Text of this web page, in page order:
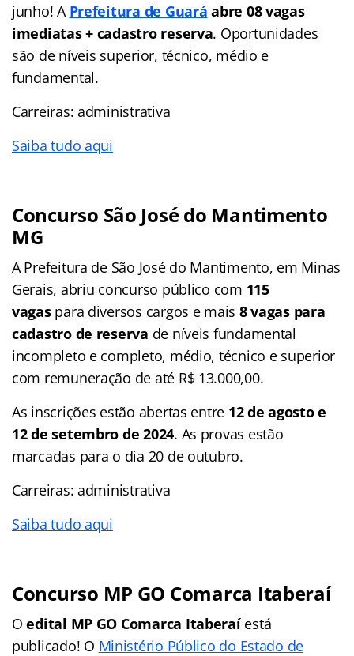
junho! A Prefeitura de Guará abre 08 vagas
imediatas + cadastro reserva. Oportunidades
são de níveis superior, técnico, médio e
fundamental.
Carreiras: administrativa
Saiba tudo aqui
Concurso São José do Mantimento
MG
A Prefeitura de São José do Mantimento, em Minas
Gerais, abriu concurso público com 115
vagaspara diversos cargos e mais 8 vagas para
cadastro de reserva de níveis fundamental
incompleto e completo, médio, técnico e superior
com remuneração de até R$ 13.000,00.
As inscrições estão abertas entre 12 de agosto e
12 de setembro de 2024. As provas estão
marcadas para o dia 20 de outubro.
Carreiras: administrativa
Saiba tudo aqui
Concurso MP GO Comarca Itaberaí
Oedital MP GO Comarca Itaberaíestá
publicado! O Ministério Público do Estado de